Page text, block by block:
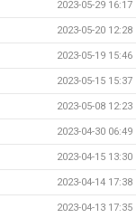
2023-05-29 16:17
2023-05-20 12:28
2023-05-19 15:46
2023-05-15 15:37
2023-05-08 12:23
2023-04-30 06:49
2023-04-15 13:30
2023-04-14 17:38
2023-04-13 17:35